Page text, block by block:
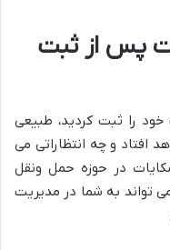
پس از ثبت
را ثبت کردید، طبیعی
افتاد و چه انتظاراتی می
در حوزه حمل ونقل
تواند به شما در مدیریت